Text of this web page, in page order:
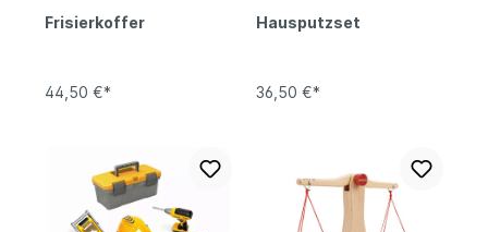
Frisierkoffer
44,50 €*
Hausputzset
36,50 €*